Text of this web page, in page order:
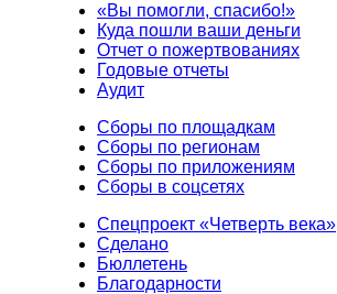
«Вы помогли, спасибо!»
Куда пошли ваши деньги
Отчет о пожертвованиях
Годовые отчеты
Аудит
Сборы по площадкам
Сборы по регионам
Сборы по приложениям
Сборы в соцсетях
Спецпроект «Четверть века»
Сделано
Бюллетень
Благодарности